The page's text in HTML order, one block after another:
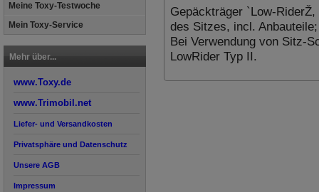
Meine Toxy-Testwoche
Mein Toxy-Service
Mehr über...
www.Toxy.de
www.Trimobil.net
Liefer- und Versandkosten
Privatsphäre und Datenschutz
Unsere AGB
Impressum
Gepäckträger `Low-
des Sitzes, incl.
Bei Verwendung von Sitz-
LowRider Typ II.